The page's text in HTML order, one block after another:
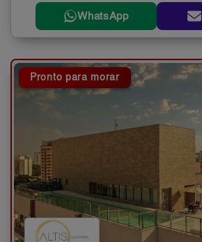
WhatsApp
Pronto para morar